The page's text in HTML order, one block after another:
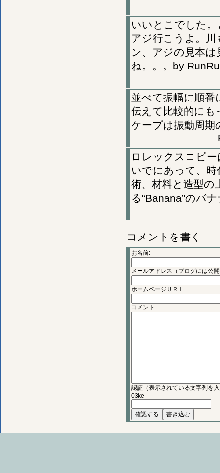
いいとこでした
アジ行こうよ。
ン、アジの見本
ね。。。by
並べて振幅に順番
伝えて比較的にも
ケープは振動周期
ロレックスコピ
いでにあって、時
術、材料と造型の
る“Banana”のバ
コメントを書く
お名前:
メールアドレス（ブログには公
ホームページＵＲＬ:
コメント:
認証（表示されている文字列を
03ke